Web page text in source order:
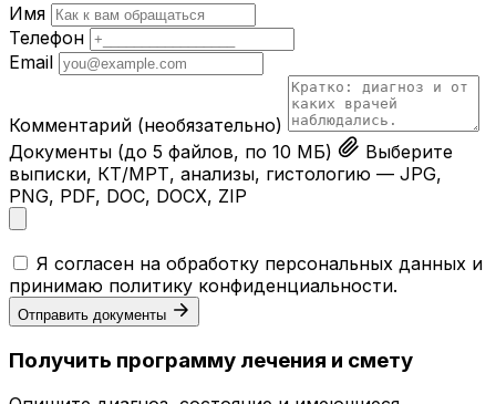
Имя
Телефон
Email
Комментарий (необязательно)
Документы (до 5 файлов, по 10 МБ)
Выберите
выписки, КТ/МРТ, анализы, гистологию — JPG,
PNG, PDF, DOC, DOCX, ZIP
Я согласен на обработку персональных данных и
принимаю политику конфиденциальности.
Отправить документы
Получить программу лечения и смету